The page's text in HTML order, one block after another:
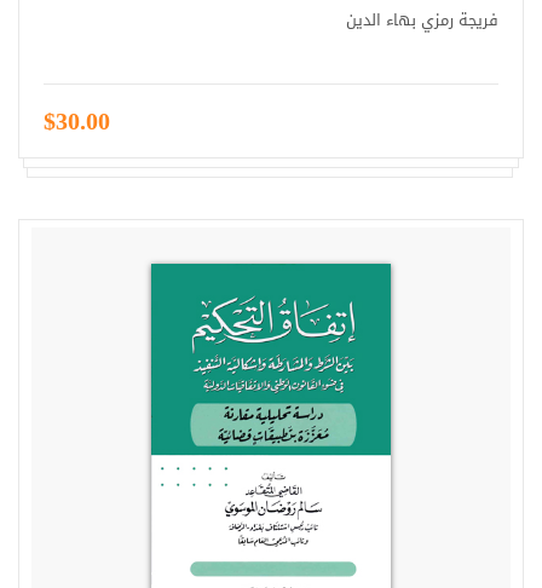
فريجة رمزي بهاء الدين
$30.00